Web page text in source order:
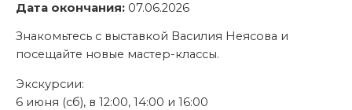
Дата окончания: 07.06.2026
Знакомьтесь с выставкой Василия Неясова и
посещайте новые мастер-классы.
Экскурсии:
6 июня (сб), в 12:00, 14:00 и 16:00